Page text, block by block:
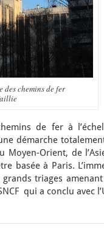
chemins de fer
de fer à
démarche
Orient, de
basée à Paris.
triages
qui a conclu avec